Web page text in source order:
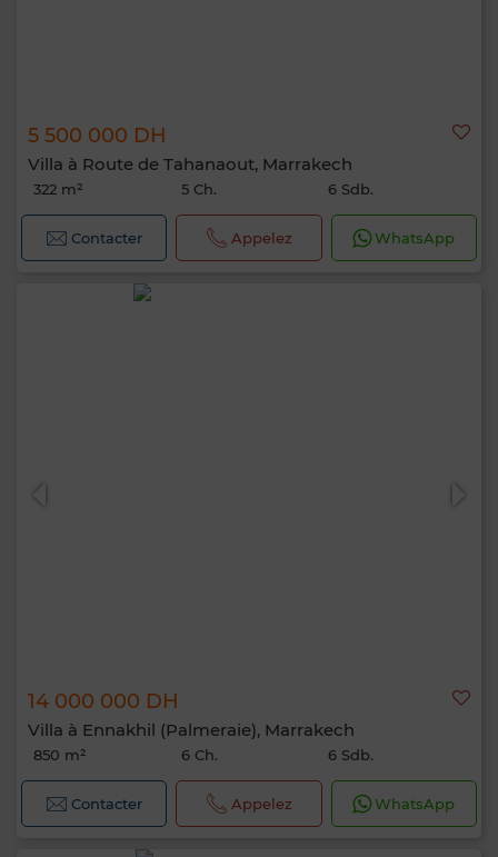
5 500 000 DH
Villa à Route de Tahanaout, Marrakech
322 m² 5 Ch. 6 Sdb.
Contacter Appelez WhatsApp
14 000 000 DH
Villa à Ennakhil (Palmeraie), Marrakech
850 m² 6 Ch. 6 Sdb.
Contacter Appelez WhatsApp